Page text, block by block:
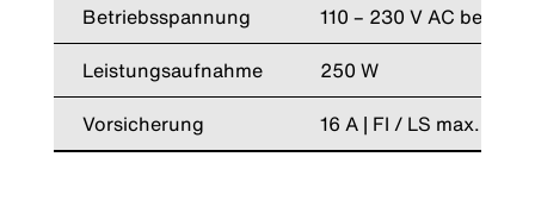
Betriebsspannung
110 – 230 V AC bei 50
Leistungsaufnahme
250 W
Vorsicherung
16 A | FI / LS max. 30